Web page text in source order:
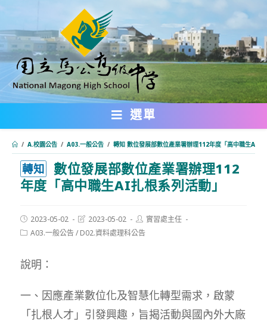
轉
主
要
內
選單
/ A.校園公告 / A03.一般公告 / 轉知 數位發展部數位產業署辦理112年度「高中職生AI扎
轉知
數位發展部數位產業署辦理112
年度「高中職生AI扎根系列活動」
Post
published:
2023-05-02
Post
modified:
2023-05-02
Post
author:
實習處主任
PostA03.一般公告/ D02.資料處理科公告
說明：
一、因應產業數位化及智慧化轉型需求，啟蒙
「扎根人才」引發興趣，旨揭活動與國內外大廠